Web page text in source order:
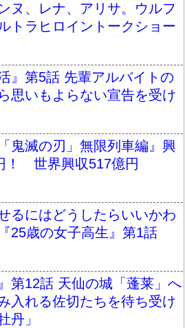
ヌ、レナ、アリサ。ウルフ
トラヒロイントークショー
』第5話 先輩アルバイトの
思いもよらない宣告を受け
鬼滅の刃」無限列車編』興
！ 世界興収517億円
るにはどうしたらいいかわ
25歳の女子高生』第1話
第12話 天仙の城「蓬莱」へ
入れる佐切たちを待ち受け
丹」